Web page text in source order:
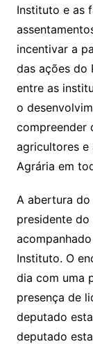
Instituto e as
incentivar a
das ações do
entre as
o
compreender
agricultores e
Agrária em
A abertura
presidente do
Instituto. O
dia com uma
presença de
deputado
deputado